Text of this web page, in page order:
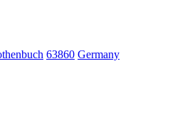
63860 Germany